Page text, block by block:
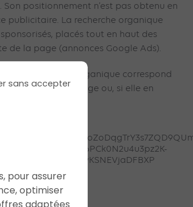
Son positionnement n’est pas obtenu en
publicitaire. La recherche organique
sponsorisés, placés tout en haut des
de la page (annonces Google Ads).
la recherche organique correspond
un extrait de la page ou, si elle en
Ask
sans accepter
pour assurer
optimiser